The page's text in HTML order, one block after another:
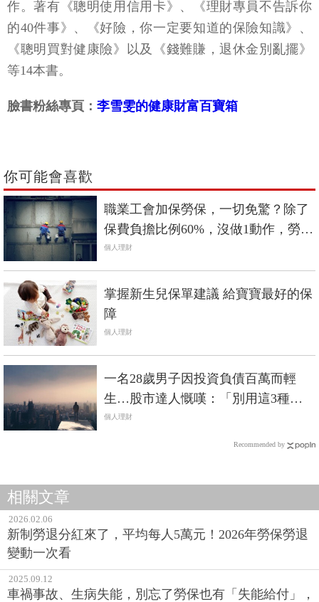
作。著有《聰明使用信用卡》、《理財專員不告訴你
的40件事》、《好險，你一定要知道的保險知識》、
《聰明買對健康險》以及《錢難賺，退休金別亂擺》
等14本書。
臉書粉絲專頁： 李雪雯的健康財富百寶箱
你可能會喜歡
職業工會加保勞保，一切免驚？除了
保費負擔比例60%，沒做1動作，勞工
可能面臨欠繳窘境
個人理財
掌握新生兒保單建議 給寶寶最好的保
障
個人理財
一名28歲男子因投資負債百萬而輕
生…股市達人慨嘆：「別用這3種方
式做股票！」
個人理財
Recommended by
相關文章
2026.02.06
新制勞退分紅來了，平均每人5萬元！2026年勞保勞退
變動一次看
2025.09.12
車禍事故、生病失能，別忘了勞保也有「失能給付」，